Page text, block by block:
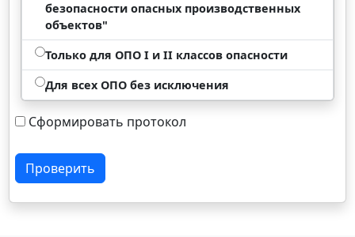
безопасности опасных производственных
объектов"
Только для ОПО I и II классов опасности
Для всех ОПО без исключения
Сформировать протокол
Проверить